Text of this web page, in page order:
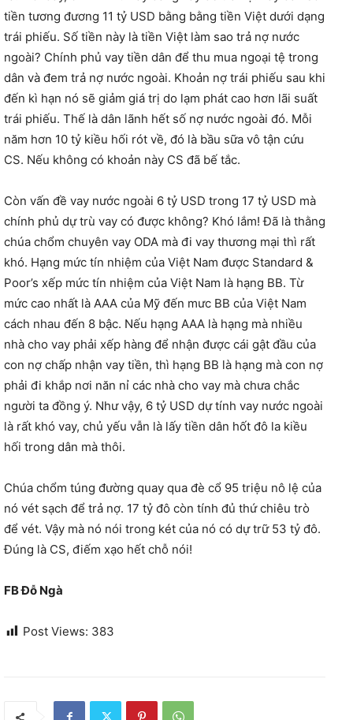
tiền tương đương 11 tỷ USD bằng bằng tiền Việt dưới dạng
trái phiếu. Số tiền này là tiền Việt làm sao trả nợ nước
ngoài? Chính phủ vay tiền dân để thu mua ngoại tệ trong
dân và đem trả nợ nước ngoài. Khoản nợ trái phiếu sau khi
đến kì hạn nó sẽ giảm giá trị do lạm phát cao hơn lãi suất
trái phiếu. Thế là dân lãnh hết số nợ nước ngoài đó. Mỗi
năm hơn 10 tỷ kiều hối rót về, đó là bầu sữa vô tận cứu
CS. Nếu không có khoản này CS đã bế tắc.
Còn vấn đề vay nước ngoài 6 tỷ USD trong 17 tỷ USD mà
chính phủ dự trù vay có được không? Khó lắm! Đã là thằng
chúa chổm chuyên vay ODA mà đi vay thương mại thì rất
khó. Hạng mức tín nhiệm của Việt Nam được Standard &
Poor’s xếp mức tín nhiệm của Việt Nam là hạng BB. Từ
mức cao nhất là AAA của Mỹ đến mưc BB của Việt Nam
cách nhau đến 8 bậc. Nếu hạng AAA là hạng mà nhiều
nhà cho vay phải xếp hàng để nhận được cái gật đầu của
con nợ chấp nhận vay tiền, thì hạng BB là hạng mà con nợ
phải đi khắp nơi năn nỉ các nhà cho vay mà chưa chắc
người ta đồng ý. Như vậy, 6 tỷ USD dự tính vay nước ngoài
là rất khó vay, chủ yếu vẫn là lấy tiền dân hốt đô la kiều
hối trong dân mà thôi.
Chúa chổm túng đường quay qua đè cổ 95 triệu nô lệ của
nó vét sạch để trả nợ. 17 tỷ đô còn tính đủ thứ chiêu trò
để vét. Vậy mà nó nói trong két của nó có dự trữ 53 tỷ đô.
Đúng là CS, điếm xạo hết chỗ nói!
FB Đỗ Ngà
Post Views: 383